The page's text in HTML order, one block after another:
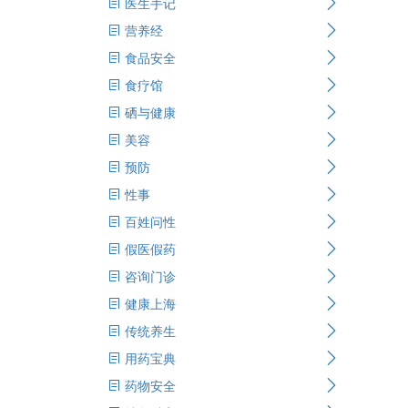
营养经
食品安全
食疗馆
硒与健康
美容
预防
性事
百姓问性
假医假药
咨询门诊
健康上海
传统养生
用药宝典
药物安全